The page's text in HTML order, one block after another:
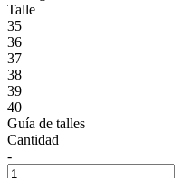
Talle
35
36
37
38
39
40
Guía de talles
Cantidad
-